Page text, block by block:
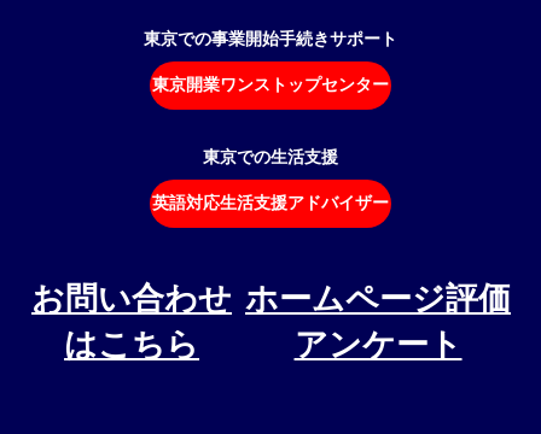
東京での事業開始手続きサポート
東京開業ワンストップセンター
東京での生活支援
英語対応生活支援アドバイザー
お問い合わせ
はこちら
ホームページ評価
アンケート